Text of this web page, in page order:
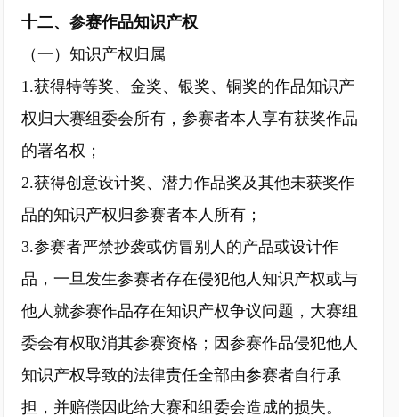
十二、参赛作品知识产权
（一）知识产权归属
1.获得特等奖、金奖、银奖、铜奖的作品知识产
权归大赛组委会所有，参赛者本人享有获奖作品
的署名权；
2.获得创意设计奖、潜力作品奖及其他未获奖作
品的知识产权归参赛者本人所有；
3.参赛者严禁抄袭或仿冒别人的产品或设计作
品，一旦发生参赛者存在侵犯他人知识产权或与
他人就参赛作品存在知识产权争议问题，大赛组
委会有权取消其参赛资格；因参赛作品侵犯他人
知识产权导致的法律责任全部由参赛者自行承
担，并赔偿因此给大赛和组委会造成的损失。